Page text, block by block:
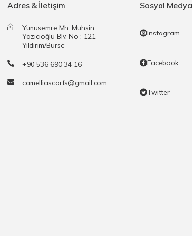
Adres & İletişim
Yunusemre Mh. Muhsin
Yazıcıoğlu Blv, No : 121
Yıldırım/Bursa
+90 536 690 34 16
camelliascarfs@gmail.com
Sosyal Medya
Instagram
Facebook
Twitter